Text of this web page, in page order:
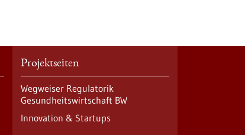
Projektseiten
Wegweiser Regulatorik
Gesundheitswirtschaft BW
Innovation & Startups